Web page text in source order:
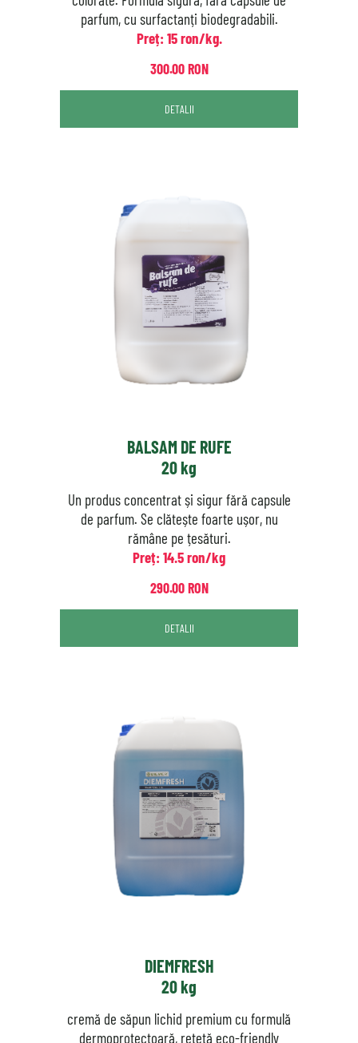
parfum, cu surfactanți biodegradabili.
Preț: 15 ron/kg.
300.00 RON
DETALII
BALSAM DE RUFE
20 kg
Un produs concentrat și sigur fără capsule
de parfum. Se clătește foarte ușor, nu
rămâne pe țesături.
Preț: 14.5 ron/kg
290.00 RON
DETALII
DIEMFRESH
20 kg
cremă de săpun lichid premium cu formulă
dermoprotectoară, rețetă eco-friendly